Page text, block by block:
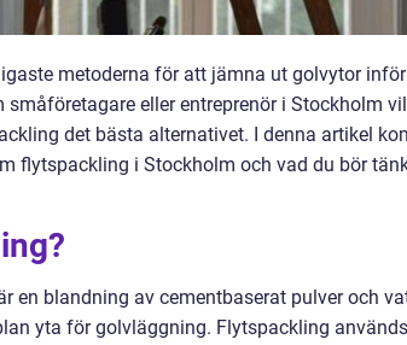
metoderna för att jämna ut golvytor
eller entreprenör i Stockholm
det bästa alternativet. I denna artikel
flytspackling i Stockholm och vad du bör
en blandning av cementbaserat pulver och
yta för golvläggning. Flytspackling